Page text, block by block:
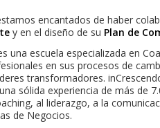
encantados de haber
y en el diseño de su Plan de
una escuela especializada en
en sus procesos de
transformadores.
sólida experiencia de más de
al liderazgo, a la
de Negocios.